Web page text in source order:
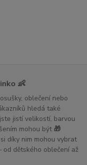
👶
oblečení nebo
hledá také
jistí velikostí, barvou
mohou být 🎁
díky nim mohou vybrat
od dětského oblečení až